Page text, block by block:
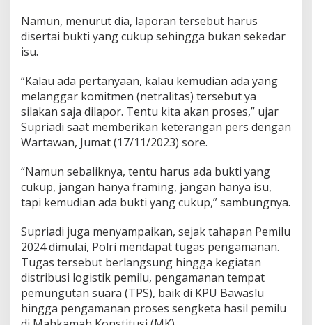
d
a
m
s
e
l
M
e
n
t
a
e
l
a
p
o
r
k
a
Namun, menurut dia, laporan tersebut harus
disertai bukti yang cukup sehingga bukan sekedar
isu.
“Kalau ada pertanyaan, kalau kemudian ada yang
melanggar komitmen (netralitas) tersebut ya
silakan saja dilapor. Tentu kita akan proses,” ujar
Supriadi saat memberikan keterangan pers dengan
Wartawan, Jumat (17/11/2023) sore.
“Namun sebaliknya, tentu harus ada bukti yang
cukup, jangan hanya framing, jangan hanya isu,
tapi kemudian ada bukti yang cukup,” sambungnya.
Supriadi juga menyampaikan, sejak tahapan Pemilu
2024 dimulai, Polri mendapat tugas pengamanan.
Tugas tersebut berlangsung hingga kegiatan
distribusi logistik pemilu, pengamanan tempat
pemungutan suara (TPS), baik di KPU Bawaslu
hingga pengamanan proses sengketa hasil pemilu